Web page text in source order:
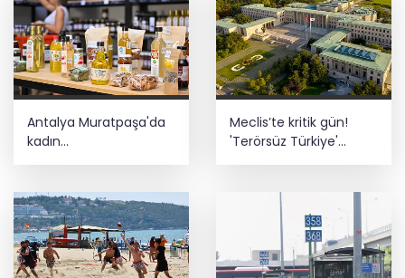
Antalya Muratpaşa'da
kadın
kooperatiflerinden
Meclis’te kritik gün!
'Terörsüz Türkiye'
teklifinde gözler Genel